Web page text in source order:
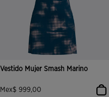
Vestido Mujer Smash Marino
Mex$ 999,00